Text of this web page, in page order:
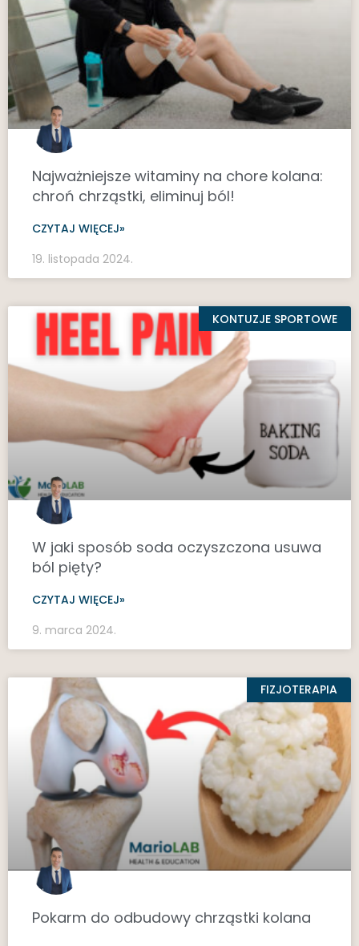
Najważniejsze witaminy na chore kolana:
chroń chrząstki, eliminuj ból!
CZYTAJ WIĘCEJ»
19. listopada 2024.
KONTUZJE SPORTOWE
W jaki sposób soda oczyszczona usuwa
ból pięty?
CZYTAJ WIĘCEJ»
9. marca 2024.
FIZJOTERAPIA
Pokarm do odbudowy chrząstki kolana